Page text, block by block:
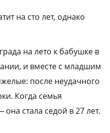
на сто лет, однако
на лето к бабушке в
и вместе с младшим
после неудачного
Когда семья
стала седой в 27 лет.